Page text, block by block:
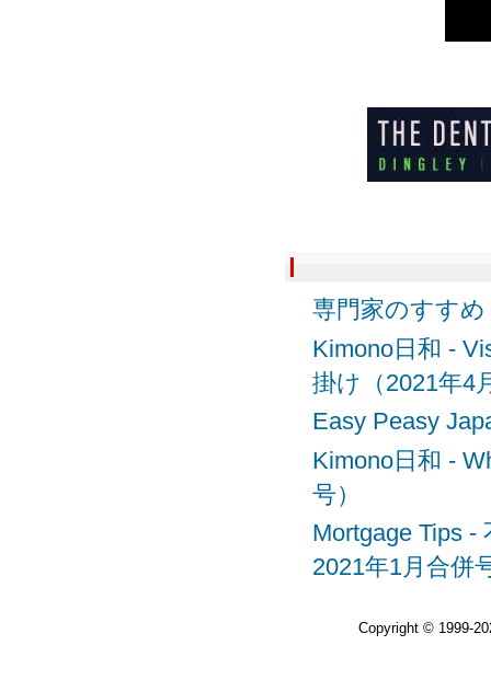
専門家のすすめ
Kimono日和 -
掛け（2021年4
Easy Peasy
Kimono日和 -
号）
Mortgage Tips -
2021年1月合併
Copyright © 1999-